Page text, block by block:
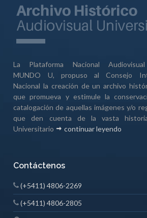
La Plataforma Nacional Audiovisual
MUNDO U, propuso al Consejo
Nacional la creación de un archivo
que promueva y estimule la
catalogación de aquellas imágenes y/o
que den cuenta de la vasta
Universitario
continuar leyendo
Contáctenos
(+5411) 4806-2269
(+5411) 4806-2805